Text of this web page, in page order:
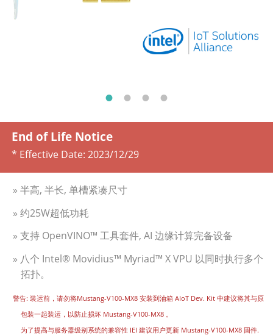
End of Life Notice
* Effective Date: 2023/12/29
» 半高, 半长, 单槽紧凑尺寸
» 约25W超低功耗
» 支持 OpenVINO™ 工具套件, AI 边缘计算完备设备
» 八个 Intel® Movidius™ Myriad™ X VPU 以同时执行多个
拓扑。
警告: 装运前，请勿将Mustang-V100-MX8 安装到油箱 AIoT Dev. Kit 中建议将其与原
包装一起装运，以防止损坏 Mustang-V100-MX8 。
为了提高与服务器级别系统的兼容性 IEI 建议用户更新 Mustang-V100-MX8 固件.